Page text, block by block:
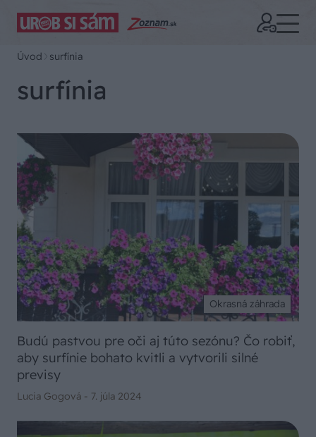
Úvod surfínia
surfínia
Okrasná záhrada
Budú pastvou pre oči aj túto sezónu? Čo robiť,
aby surfínie bohato kvitli a vytvorili silné
previsy
Lucia Gogová - 7. júla 2024